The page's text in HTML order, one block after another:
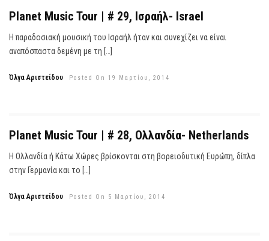
Planet Music Tour | # 29, Ισραήλ- Israel
Η παραδοσιακή μουσική του Ισραήλ ήταν και συνεχίζει να είναι
αναπόσπαστα δεμένη με τη […]
Όλγα Αριστείδου Posted On 19 Μαρτίου, 2014
Planet Music Tour | # 28, Ολλανδία- Netherlands
Η Ολλανδία ή Κάτω Χώρες βρίσκονται στη βορειοδυτική Ευρώπη, δίπλα
στην Γερμανία και το […]
Όλγα Αριστείδου Posted On 5 Μαρτίου, 2014